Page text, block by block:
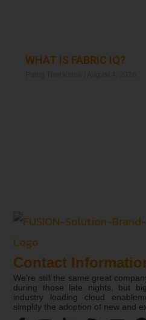
WHAT IS FABRIC IQ?
Contact
We’re still the same great
during those late nights, but
industry leading cloud
simplify the adoption of new and